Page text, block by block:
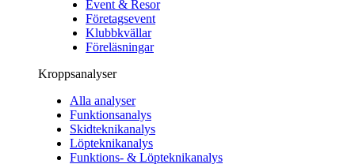
Event & Resor
Företagsevent
Klubbkvällar
Föreläsningar
Kroppsanalyser
Alla analyser
Funktionsanalys
Skidteknikanalys
Löpteknikanalys
Funktions- & Löpteknikanalys